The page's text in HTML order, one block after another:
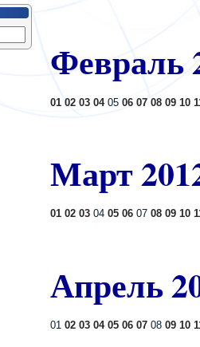
Февраль
01 02 03 0405 06 07 08 09 10
Март
01 02 0304 05 0607 08 09 10
Апрель
01 02 03 04 05 06 0708 09 10